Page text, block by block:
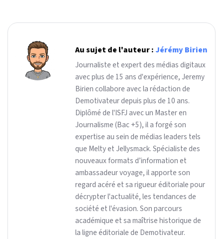
Au sujet de l'auteur : Jérémy Birien
Journaliste et expert des médias digitaux
avec plus de 15 ans d'expérience, Jeremy
Birien collabore avec la rédaction de
Demotivateur depuis plus de 10 ans.
Diplômé de l'ISFJ avec un Master en
Journalisme (Bac +5), il a forgé son
expertise au sein de médias leaders tels
que Melty et Jellysmack. Spécialiste des
nouveaux formats d’information et
ambassadeur voyage, il apporte son
regard acéré et sa rigueur éditoriale pour
décrypter l'actualité, les tendances de
société et l'évasion. Son parcours
académique et sa maîtrise historique de
la ligne éditoriale de Demotivateur.